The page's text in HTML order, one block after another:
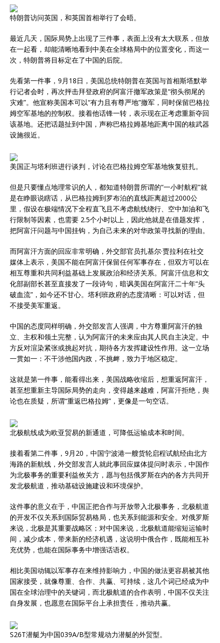
特朗普访问英国，和英国首相举行了会晤。
最近几天，国际局势上出现了三件事，表面上没有太大联系，但放
在一起看，却能清晰地看到中美在全球格局中的位置变化，而这一
次，特朗普将目标定在了中国的后院。
先看第一件事，9月18日，美国总统特朗普在英国与首相斯塔默举
行记者会时，再次抨击拜登政府的阿富汗撤军政策是“彻头彻尾的
灾难”。他宣称美国本可以“有力且有尊严地”撤军，同时保留巴格拉
姆空军基地的控制权。接着他话锋一转，表示现在正考虑重新夺回
该基地。还把话题扯到中国，声称巴格拉姆基地距离中国的核武器
设施很近。
美国正与塔利班进行谈判，讨论在巴格拉姆空军基地恢复驻扎。
但是只要懂点地理常识的人，都知道特朗普所谓的“一小时航程”就
是在睁眼说瞎话，从巴格拉姆到罗布泊的直线距离超过2000公
里，假设在极端情况下全程直飞且不考虑航线绕行、空中加油和飞
行限制等因素，也需要 2.5个小时以上，因此他就是在借题发挥，
把阿富汗问题与中国挂钩，为自己未来的对华政策寻找新的理由。
而阿富汗方面的回应非常明确，外交部官员扎基尔·贾拉利在社交
媒体上表示，美国不能在阿富汗保留任何军事存在，但双方可以在
相互尊重和共同利益基础上发展政治和经济关系。阿富汗信息和文
化部副部长甚至直接发了一段诗句，暗讽美国在阿富汗二十年“头
破血流”，如今还不甘心。塔利班政府的态度清晰：可以对话，但
不接受美军重返。
中国的态度同样明确，外交部发言人强调，中方尊重阿富汗的独
立、主权和领土完整，认为阿富汗的未来应由其人民自主决定。中
方反对渲染紧张或挑起对抗，期待各方发挥建设性作用。这一立场
一贯如一：不干涉他国内政，不挑衅，致力于地区稳定。
这就是第一件事，能看得出来，美国战略收缩后，想重返阿富汗，
甚至想重新主导国际局势的走向，变得越来越难，阿富汗拒绝，舆
论也在质疑，所谓“重返巴格拉姆”，更像是一句空话。
北极航线成为欧亚贸易的新通道，可降低运输成本和时间。
接着看第二件事，9月20，中国宁波港一艘货轮启程试航经由北方
海路的新航线，外交部发言人就此事回应媒体提问时表示，中国作
为北极事务的重要利益攸关方，愿与包括俄罗斯在内的各方共同开
发北极航道，推动基础设施建设和环境保护。
这件事的意义在于，中国正把合作与开放带入北极事务，北极航道
的开发不仅关系到国际贸易格局，也关系到能源和安全。对俄罗斯
来说，北极是其重要战略区；对中国来说，北极航道能缩短运输时
间，减少成本，带来新的经济机遇，这说明中俄合作，既能相互补
充优势，也能在国际事务中增强话语权。
相比美国动辄以军事存在来维持影响力，中国的做法更容易被其他
国家接受，就像尊重、合作、共赢、可持续，这几个词已经成为中
国在全球治理中的关键词，而北极航道的合作表明，中国不仅关注
自身发展，也愿意在国际平台上承担责任，推动共赢。
S26T潜艇为中国039A/B型常规动力潜艇的外贸型。